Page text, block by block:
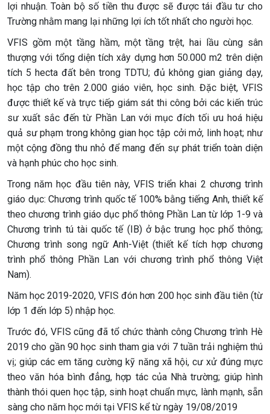
lợi nhuận. Toàn bộ số tiền thu được sẽ được tái đầu tư cho
Trường nhằm mang lại những lợi ích tốt nhất cho người học.
VFIS gồm một tầng hầm, một tầng trệt, hai lầu cùng sân
thượng với tổng diện tích xây dựng hơn 50.000 m2 trên diện
tích 5 hecta đất bên trong TDTU; đủ không gian giảng dạy,
học tập cho trên 2.000 giáo viên, học sinh. Đặc biệt, VFIS
được thiết kế và trực tiếp giám sát thi công bởi các kiến trúc
sư xuất sắc đến từ Phần Lan với mục đích tối ưu hoá hiệu
quả sư phạm trong không gian học tập cởi mở, linh hoạt; như
một cộng đồng thu nhỏ để mang đến sự phát triển toàn diện
và hạnh phúc cho học sinh.
Trong năm học đầu tiên này, VFIS triển khai 2 chương trình
giáo dục: Chương trình quốc tế 100% bằng tiếng Anh, thiết kế
theo chương trình giáo dục phổ thông Phần Lan từ lớp 1-9 và
Chương trình tú tài quốc tế (IB) ở bậc trung học phổ thông;
Chương trình song ngữ Anh-Việt (thiết kế tích hợp chương
trình phổ thông Phần Lan với chương trình phổ thông Việt
Nam).
Năm học 2019-2020, VFIS đón hơn 200 học sinh đầu tiên (từ
lớp 1 đến lớp 5) nhập học.
Trước đó, VFIS cũng đã tổ chức thành công Chương trình Hè
2019 cho gần 90 học sinh tham gia với 7 tuần trải nghiệm thú
vị; giúp các em tăng cường kỹ năng xã hội, cư xử đúng mực
theo văn hóa bình đẳng, hợp tác của Nhà trường; giúp hình
thành thói quen học tập, sinh hoạt chuẩn mực, lành mạnh, sẵn
sàng cho năm học mới tại VFIS kể từ ngày 19/08/2019